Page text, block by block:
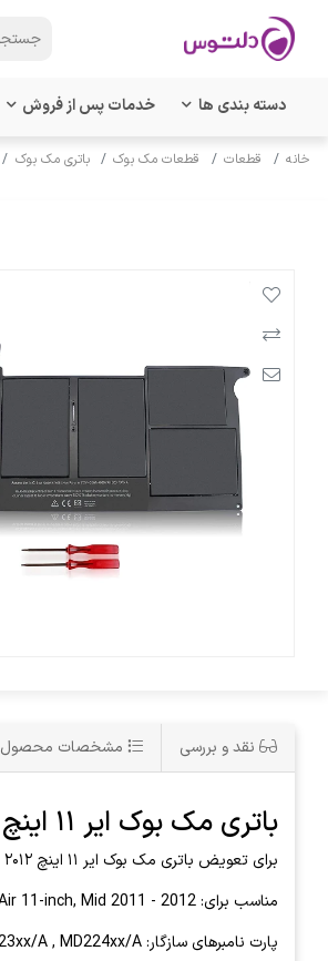
دسته بندی ها خدمات پس از فروش
خانه قطعات قطعات مک بوک باتری مک بوک
نقد و بررسی مشخصات محصول
باتری مک بوک ایر ۱۱ اینچ ۲۰۱۲ - ۲۰۱۱ مدل A1370 - مدل باتری A1406
برای تعویض باتری مک بوک ایر ۱۱ اینچ ۲۰۱۲ - ۲۰۱۱ مدل A1370 - مدل باتری A1406 و یا
مناسب برای: MacBook Air 11-inch, Mid 2011 - 2012
پارت نامبرهای سازگار: MC968xx/A , MC969xx/A , MD223xx/A , MD224xx/A